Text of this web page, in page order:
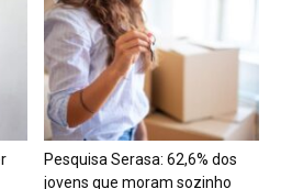
Pesquisa Serasa: 62,6% dos
jovens que moram sozinho